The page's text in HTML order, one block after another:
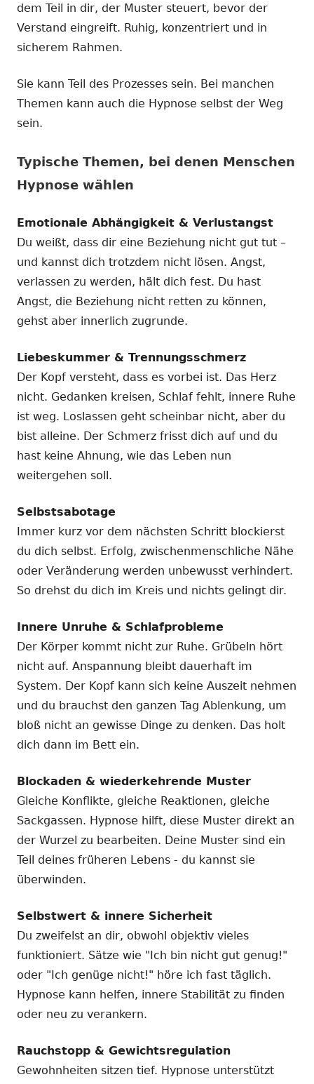
dem Teil in dir, der Muster steuert, bevor der
Verstand eingreift. Ruhig, konzentriert und in
sicherem Rahmen.
Sie kann Teil des Prozesses sein. Bei manchen
Themen kann auch die Hypnose selbst der Weg
sein.
Typische Themen, bei denen Menschen
Hypnose wählen
Emotionale Abhängigkeit & Verlustangst
Du weißt, dass dir eine Beziehung nicht gut tut –
und kannst dich trotzdem nicht lösen. Angst,
verlassen zu werden, hält dich fest. Du hast
Angst, die Beziehung nicht retten zu können,
gehst aber innerlich zugrunde.
Liebeskummer & Trennungsschmerz
Der Kopf versteht, dass es vorbei ist. Das Herz
nicht. Gedanken kreisen, Schlaf fehlt, innere Ruhe
ist weg. Loslassen geht scheinbar nicht, aber du
bist alleine. Der Schmerz frisst dich auf und du
hast keine Ahnung, wie das Leben nun
weitergehen soll.
Selbstsabotage
Immer kurz vor dem nächsten Schritt blockierst
du dich selbst. Erfolg, zwischenmenschliche Nähe
oder Veränderung werden unbewusst verhindert.
So drehst du dich im Kreis und nichts gelingt dir.
Innere Unruhe & Schlafprobleme
Der Körper kommt nicht zur Ruhe. Grübeln hört
nicht auf. Anspannung bleibt dauerhaft im
System. Der Kopf kann sich keine Auszeit nehmen
und du brauchst den ganzen Tag Ablenkung, um
bloß nicht an gewisse Dinge zu denken. Das holt
dich dann im Bett ein.
Blockaden & wiederkehrende Muster
Gleiche Konflikte, gleiche Reaktionen, gleiche
Sackgassen. Hypnose hilft, diese Muster direkt an
der Wurzel zu bearbeiten. Deine Muster sind ein
Teil deines früheren Lebens - du kannst sie
überwinden.
Selbstwert & innere Sicherheit
Du zweifelst an dir, obwohl objektiv vieles
funktioniert. Sätze wie "Ich bin nicht gut genug!"
oder "Ich genüge nicht!" höre ich fast täglich.
Hypnose kann helfen, innere Stabilität zu finden
oder neu zu verankern.
Rauchstopp & Gewichtsregulation
Gewohnheiten sitzen tief. Hypnose unterstützt